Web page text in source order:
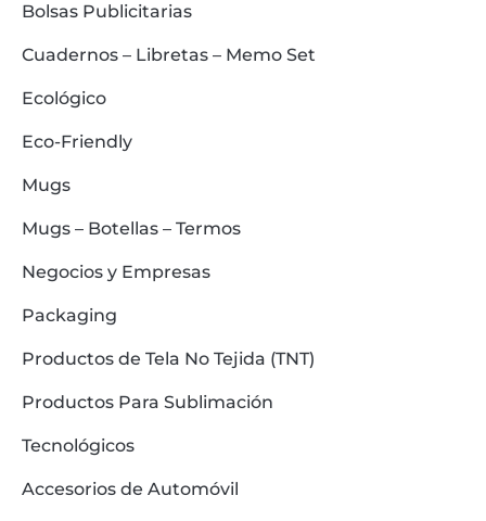
Bolsas Publicitarias
Cuadernos – Libretas – Memo Set
Ecológico
Eco-Friendly
Mugs
Mugs – Botellas – Termos
Negocios y Empresas
Packaging
Productos de Tela No Tejida (TNT)
Productos Para Sublimación
Tecnológicos
Accesorios de Automóvil